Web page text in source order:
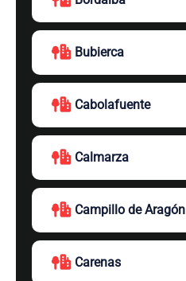
Bubierca
Cabolafuente
Calmarza
Campillo de Aragón
Carenas